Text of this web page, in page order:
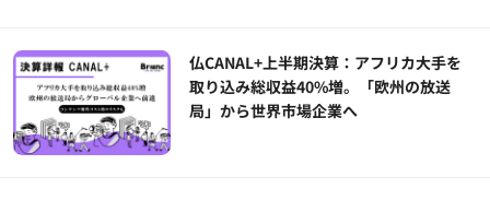
仏CANAL+上半期決算：アフリカ大手を
取り込み総収益40%増。「欧州の放送
局」から世界市場企業へ